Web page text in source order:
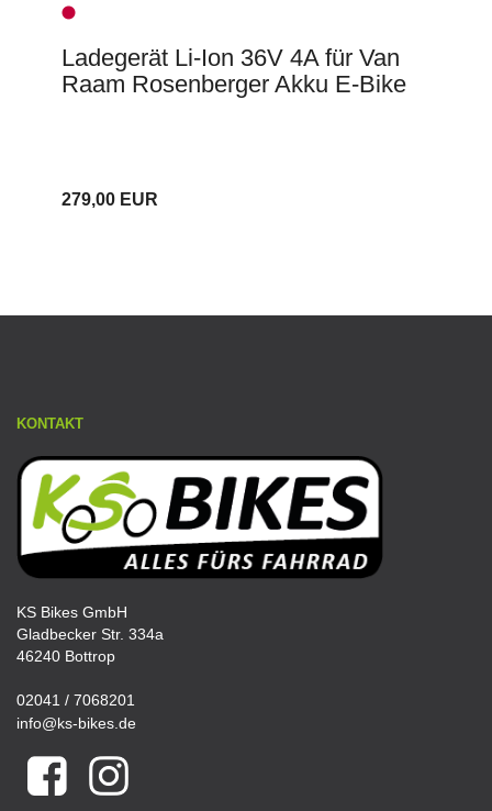
Ladegerät Li-Ion 36V 4A für Van
Raam Rosenberger Akku E-Bike
279,00 EUR
KONTAKT
KS Bikes GmbH
Gladbecker Str. 334a
46240 Bottrop
02041 / 7068201
info@ks-bikes.de